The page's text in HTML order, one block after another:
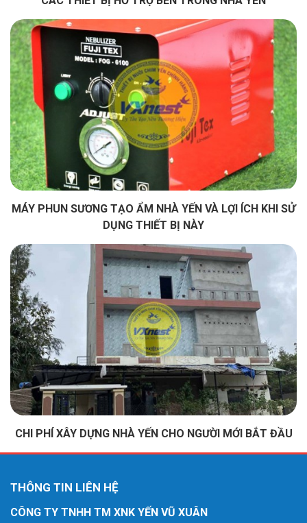
MÁY PHUN SƯƠNG TẠO ẨM NHÀ YẾN VÀ LỢI ÍCH KHI SỬ
DỤNG THIẾT BỊ NÀY
CHI PHÍ XÂY DỰNG NHÀ YẾN CHO NGƯỜI MỚI BẮT ĐẦU
THÔNG TIN LIÊN HỆ
CÔNG TY TNHH TM XNK YẾN VŨ XUÂN